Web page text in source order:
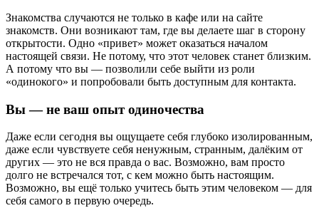
Знакомства случаются не только в кафе или на сайте
знакомств. Они возникают там, где вы делаете шаг в сторону
открытости. Одно «привет» может оказаться началом
настоящей связи. Не потому, что этот человек станет близким.
А потому что вы — позволили себе выйти из роли
«одинокого» и попробовали быть доступным для контакта.
Вы — не ваш опыт одиночества
Даже если сегодня вы ощущаете себя глубоко изолированным,
даже если чувствуете себя ненужным, странным, далёким от
других — это не вся правда о вас. Возможно, вам просто
долго не встречался тот, с кем можно быть настоящим.
Возможно, вы ещё только учитесь быть этим человеком — для
себя самого в первую очередь.